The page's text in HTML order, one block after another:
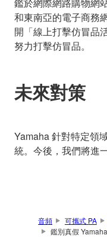
鑑於網際網路購物網
和東南亞的電子商務
開「線上打擊仿冒品
努力打擊仿冒品。
未來對策
Yamaha 針對特定領
統。今後，我們將進
音頻 可攜式 PA
鑑別真假